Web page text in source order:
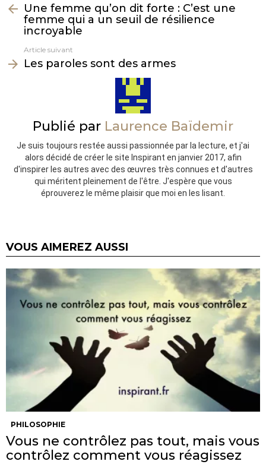
plus
Une femme qu’on dit forte : C’est une
femme qui a un seuil de résilience
incroyable
Article suivant
Les paroles sont des armes
Publié par Laurence Baïdemir
Je suis toujours restée aussi passionnée par la lecture, et j'ai
alors décidé de créer le site Inspirant en janvier 2017, afin
d'inspirer les autres avec des œuvres très connues et d'autres
qui méritent pleinement de l'être. J'espère que vous
éprouverez le même plaisir que moi en les lisant.
VOUS AIMEREZ AUSSI
PHILOSOPHIE
Vous ne contrôlez pas tout, mais vous
contrôlez comment vous réagissez